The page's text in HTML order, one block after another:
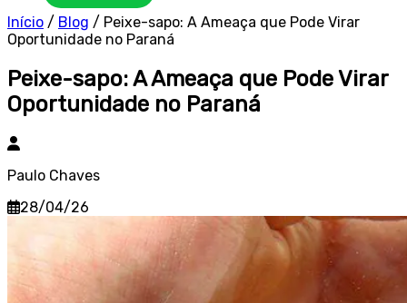
Início / Blog / Peixe-sapo: A Ameaça que Pode Virar
Oportunidade no Paraná
Peixe-sapo: A Ameaça que Pode Virar
Oportunidade no Paraná
Paulo Chaves
28/04/26